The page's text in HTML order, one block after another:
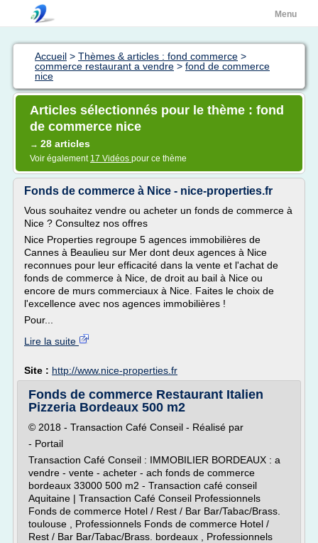
Menu
Accueil > Thèmes & articles : fond commerce >
commerce restaurant a vendre > fond de commerce
nice
Articles sélectionnés pour le thème : fond
de commerce nice
→ 28 articles
Voir également 17 Vidéos pour ce thème
Fonds de commerce à Nice - nice-properties.fr
Vous souhaitez vendre ou acheter un fonds de commerce à
Nice ? Consultez nos offres
Nice Properties regroupe 5 agences immobilières de
Cannes à Beaulieu sur Mer dont deux agences à Nice
reconnues pour leur efficacité dans la vente et l'achat de
fonds de commerce à Nice, de droit au bail à Nice ou
encore de murs commerciaux à Nice. Faites le choix de
l'excellence avec nos agences immobilières !
Pour...
Lire la suite
Site : http://www.nice-properties.fr
Fonds de commerce Restaurant Italien
Pizzeria Bordeaux 500 m2
© 2018 - Transaction Café Conseil - Réalisé par
- Portail
Transaction Café Conseil : IMMOBILIER BORDEAUX : a
vendre - vente - acheter - ach fonds de commerce
bordeaux 33000 500 m2 - Transaction café conseil
Aquitaine | Transaction Café Conseil Professionnels
Fonds de commerce Hotel / Rest / Bar Bar/Tabac/Brass.
toulouse , Professionnels Fonds de commerce Hotel /
Rest / Bar Bar/Tabac/Brass. bordeaux , Professionnels